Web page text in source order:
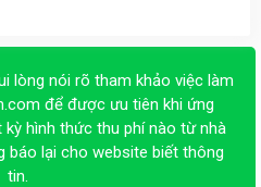
lòng nói rõ tham khảo việc làm
để được ưu tiên khi ứng
hình thức thu phí nào từ nhà
báo lại cho website biết thông
tin.